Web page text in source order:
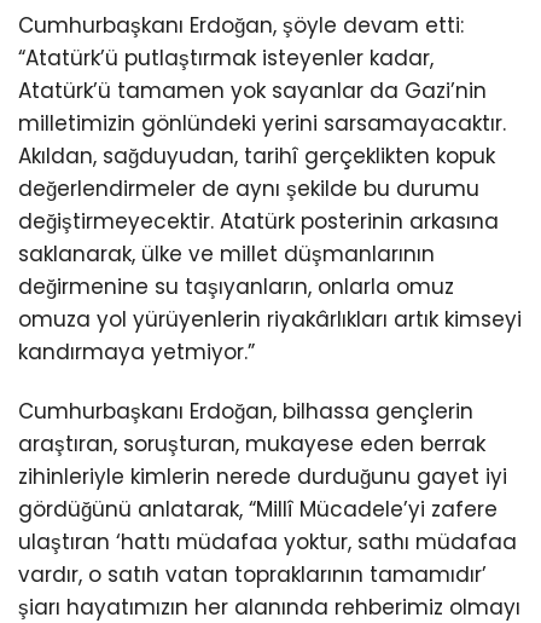
Cumhurbaşkanı Erdoğan, şöyle devam etti:
“Atatürk’ü putlaştırmak isteyenler kadar,
Atatürk’ü tamamen yok sayanlar da Gazi’nin
milletimizin gönlündeki yerini sarsamayacaktır.
Akıldan, sağduyudan, tarihî gerçeklikten kopuk
değerlendirmeler de aynı şekilde bu durumu
değiştirmeyecektir. Atatürk posterinin arkasına
saklanarak, ülke ve millet düşmanlarının
değirmenine su taşıyanların, onlarla omuz
omuza yol yürüyenlerin riyakârlıkları artık kimseyi
kandırmaya yetmiyor.”
Cumhurbaşkanı Erdoğan, bilhassa gençlerin
araştıran, soruşturan, mukayese eden berrak
zihinleriyle kimlerin nerede durduğunu gayet iyi
gördüğünü anlatarak, “Millî Mücadele’yi zafere
ulaştıran ‘hattı müdafaa yoktur, sathı müdafaa
vardır, o satıh vatan topraklarının tamamıdır’
şiarı hayatımızın her alanında rehberimiz olmayı